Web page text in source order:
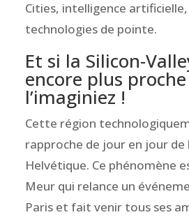
Cities, intelligence
technologies de pointe.
Et si la Silicon-
encore plus
l’imaginiez !
Cette région
rapproche de jour en jour
Helvétique. Ce phénomène
Meur qui relance un
Paris et fait venir tous ses